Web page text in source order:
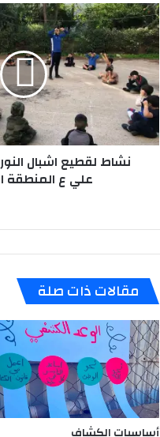
نشاط
لقطيع
اشبال
النور
في
فوج
الإمام
علي
ع
المنطقةنشاط لقطيع اشبال
علي ع المنطقة
مقالات ذات صلة